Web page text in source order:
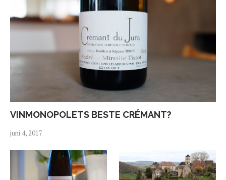
VINMONOPOLETS BESTE CRÉMANT?
juni 4, 2017